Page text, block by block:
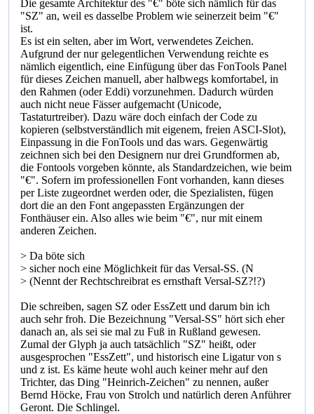
Die gesamte Architektur des "€" böte sich nämlich für das
"SZ" an, weil es dasselbe Problem wie seinerzeit beim "€"
ist.
Es ist ein selten, aber im Wort, verwendetes Zeichen.
Aufgrund der nur gelegentlichen Verwendung reichte es
nämlich eigentlich, eine Einfügung über das FonTools Panel
für dieses Zeichen manuell, aber halbwegs komfortabel, in
den Rahmen (oder Eddi) vorzunehmen. Dadurch würden
auch nicht neue Fässer aufgemacht (Unicode,
Tastaturtreiber). Dazu wäre doch einfach der Code zu
kopieren (selbstverständlich mit eigenem, freien ASCI-Slot),
Einpassung in die FonTools und das wars. Gegenwärtig
zeichnen sich bei den Designern nur drei Grundformen ab,
die Fontools vorgeben könnte, als Standardzeichen, wie beim
"€". Sofern im professionellen Font vorhanden, kann dieses
per Liste zugeordnet werden oder, die Spezialisten, fügen
dort die an den Font angepassten Ergänzungen der
Fonthäuser ein. Also alles wie beim "€", nur mit einem
anderen Zeichen.
> Da böte sich
> sicher noch eine Möglichkeit für das Versal-SS. (N
> (Nennt der Rechtschreibrat es ernsthaft Versal-SZ?!?)
Die schreiben, sagen SZ oder EssZett und darum bin ich
auch sehr froh. Die Bezeichnung "Versal-SS" hört sich eher
danach an, als sei sie mal zu Fuß in Rußland gewesen.
Zumal der Glyph ja auch tatsächlich "SZ" heißt, oder
ausgesprochen "EssZett", und historisch eine Ligatur von s
und z ist. Es käme heute wohl auch keiner mehr auf den
Trichter, das Ding "Heinrich-Zeichen" zu nennen, außer
Bernd Höcke, Frau von Strolch und natürlich deren Anführer
Geront. Die Schlingel.